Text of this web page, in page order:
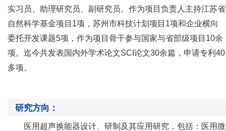
实习员、助理研究员、副研究员。作为项目负责人主持江苏省
自然科学基金项目 1项， 苏州市科技计划项目 1项和企业横向
委托开发课题5项， 作为项目骨干参与国家与省部级项目 10余
项。迄今共发表国内外学术论文SCI论文30余篇，申请专利40
多项。
研究方向：
医用超声换能器设计、研制及其应用研究，包括：医用微